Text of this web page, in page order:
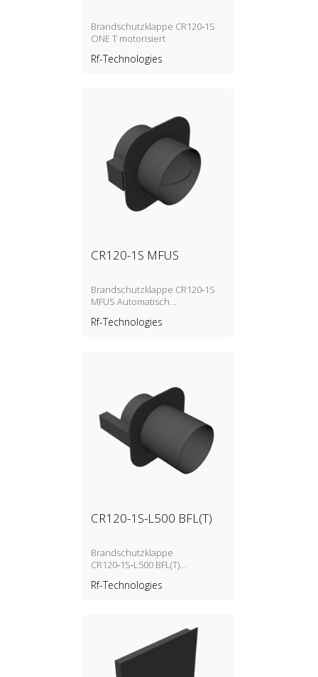
Brandschutzklappe CR120‑1S
ONE T motorisiert
Rf-Technologies
CR120-1S MFUS
Brandschutzklappe CR120‑1S
MFUS Automatisch
(Schmelzlot)
Rf-Technologies
CR120-1S-L500 BFL(T)
Brandschutzklappe
CR120‑1S‑L500 BFL(T)
Rf-Technologies